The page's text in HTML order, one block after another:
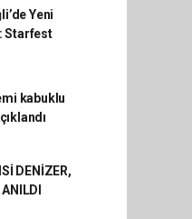
Yeni
Starfest
kabuklu
DENİZER,